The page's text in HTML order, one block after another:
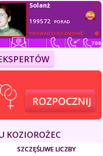
PROWADZI ROZMOWĘ
Solanż
199572 PORAD
KOZIOROŻEC
SZCZĘŚLIWE LICZBY